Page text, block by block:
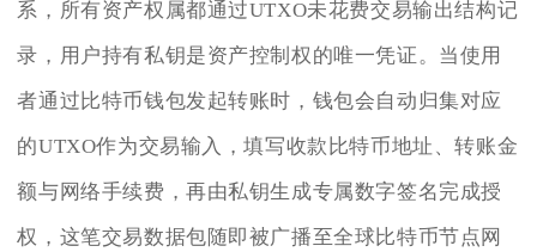
系，所有资产权属都通过UTXO未花费交易输出结构记
录，用户持有私钥是资产控制权的唯一凭证。当使用
者通过比特币钱包发起转账时，钱包会自动归集对应
的UTXO作为交易输入，填写收款比特币地址、转账金
额与网络手续费，再由私钥生成专属数字签名完成授
权，这笔交易数据包随即被广播至全球比特币节点网